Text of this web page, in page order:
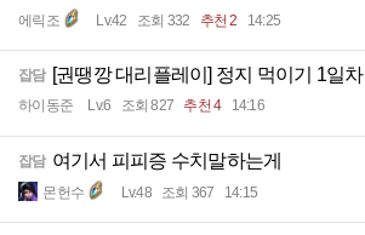
에릭조 Lv.42 조회 332 추천 2 14:25
잡담 [권땡깡 대리플레이] 정지 먹이기 1일차
하이동준 Lv.6 조회 827 추천 4 14:16
잡담 여기서 피피증 수치말하는게
몬헌수 Lv.48 조회 367 14:15